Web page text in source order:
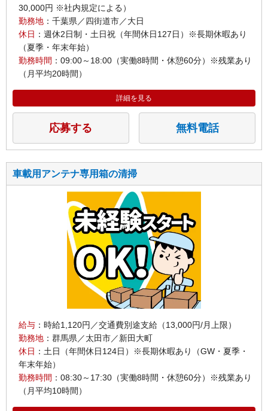
30,000円 ※社内規定による）
勤務地 ：千葉県／四街道市／大日
休日 ：週休2日制・土日祝（年間休日127日）※長期休暇あり
（夏季・年末年始）
勤務時間 ：09:00～18:00（実働8時間・休憩60分）※残業あり
（月平均20時間）
詳細を見る
応募する 無料電話
車載用アンテナ専用箱の清掃
給与 ：時給1,120円／交通費別途支給（13,000円/月上限）
勤務地 ：群馬県／太田市／新田大町
休日 ：土日（年間休日124日）※長期休暇あり（GW・夏季・
年末年始）
勤務時間 ：08:30～17:30（実働8時間・休憩60分）※残業あり
（月平均10時間）